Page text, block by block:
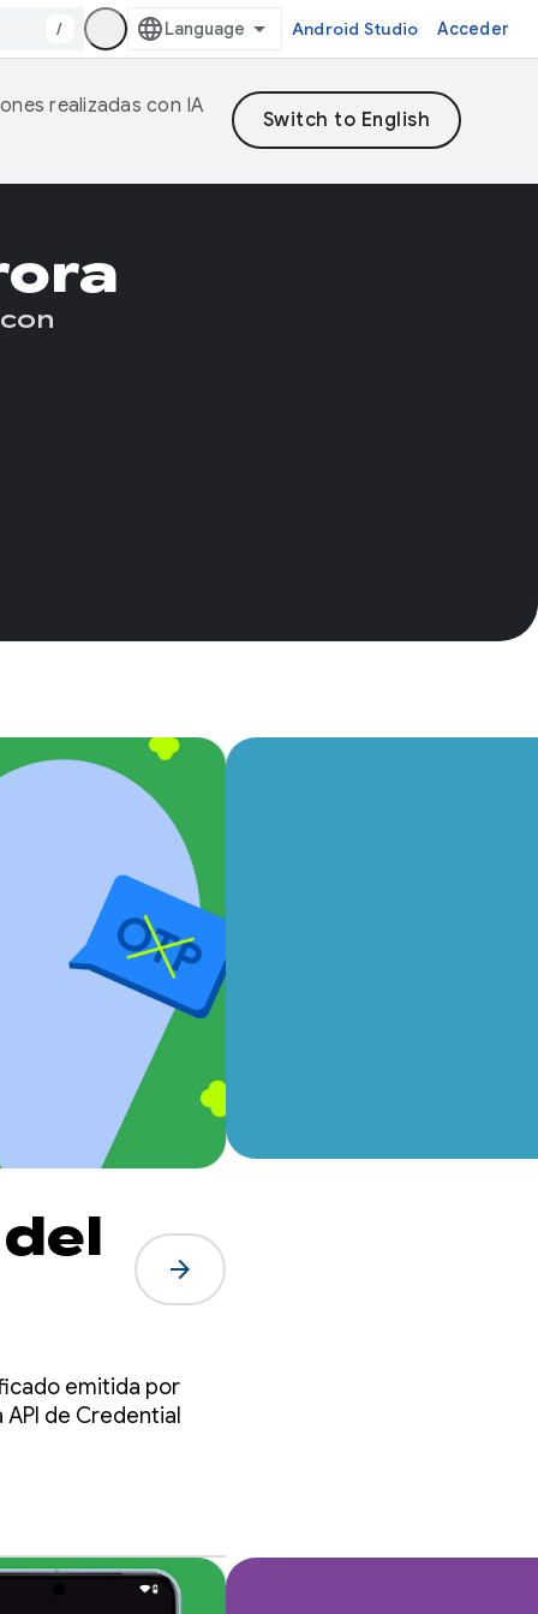
/ Android Studio Acceder
realizadas con IA
arrow_forward
emitida por
de Credential